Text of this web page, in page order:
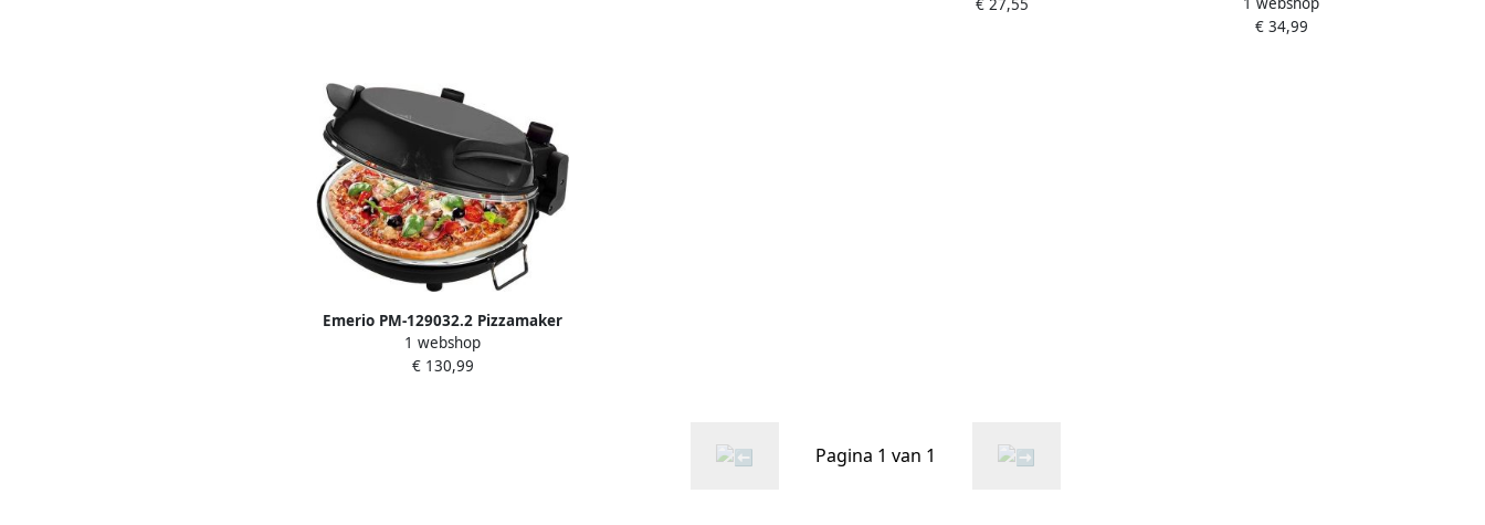
Thermostaat 1200W Anti-
€ 27,55
Hartvormige wafels Regelbare
thermostaat Anti aanbaklaag
€ 34,99
Emerio PM-129032.2 Pizzamaker
Diameter 31.5 cm Regelbare
thermostaat
1 webshop
€ 130,99
Pagina 1 van 1